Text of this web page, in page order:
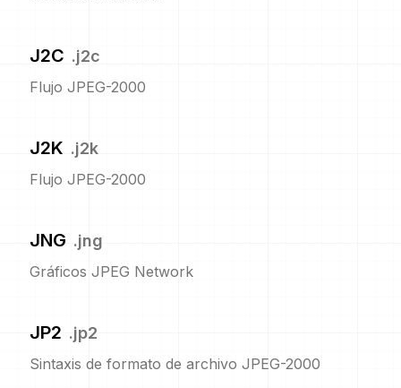
J2C .j2c
Flujo JPEG-2000
J2K .j2k
Flujo JPEG-2000
JNG .jng
Gráficos JPEG Network
JP2 .jp2
Sintaxis de formato de archivo JPEG-2000